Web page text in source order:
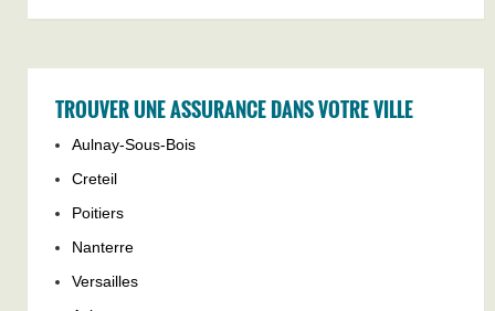
TROUVER UNE ASSURANCE DANS VOTRE VILLE
Aulnay-Sous-Bois
Creteil
Poitiers
Nanterre
Versailles